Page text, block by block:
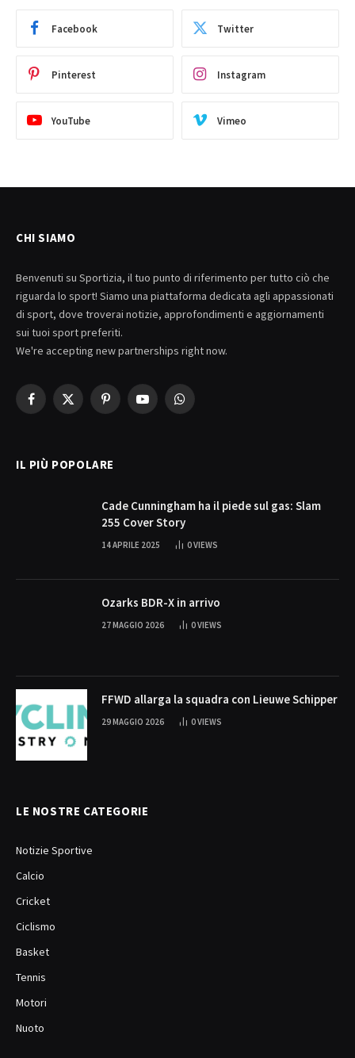
Facebook Twitter
Pinterest Instagram
YouTube Vimeo
CHI SIAMO
Benvenuti su Sportizia, il tuo punto di riferimento per tutto ciò che
riguarda lo sport! Siamo una piattaforma dedicata agli appassionati
di sport, dove troverai notizie, approfondimenti e aggiornamenti
sui tuoi sport preferiti.
We're accepting new partnerships right now.
Facebook
X
PinterestYouTubeWhatsApp
IL PIÙ POPOLARE
Cade Cunningham ha il piede sul gas: Slam
255 Cover Story
14 APRILE 2025 0VIEWS
Ozarks BDR-X in arrivo
27 MAGGIO 2026 0VIEWS
FFWD allarga la squadra con Lieuwe Schipper
29 MAGGIO 2026 0VIEWS
LE NOSTRE CATEGORIE
Notizie Sportive
Calcio
Cricket
Ciclismo
Basket
Tennis
Motori
Nuoto